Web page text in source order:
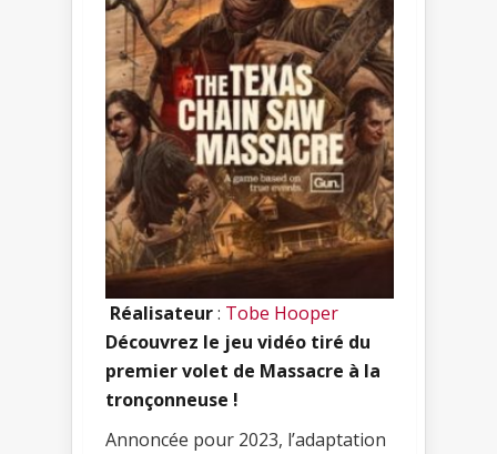
Réalisateur: Tobe Hooper
Découvrez le jeu vidéo tiré du
premier volet de Massacre à la
tronçonneuse !
Annoncée pour 2023, l’adaptation